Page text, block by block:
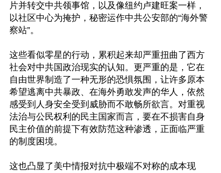
片并转交中共领事馆，以及像纽约卢建旺案一样，
以社区中心为掩护，秘密运作中共公安部的“海外警
察站”。
这些看似零星的行动，累积起来却严重扭曲了西方
社会对中共国政治现实的认知。更严重的是，它在
自由世界制造了一种无形的恐惧氛围，让许多原本
希望逃离中共暴政、在海外勇敢发声的华人，依然
感受到人身安全受到威胁而不敢畅所欲言。对重视
法治与公民权利的民主国家而言，要在不损害自身
民主价值的前提下有效防范这种渗透，正面临严重
的制度困境。
这也凸显了美中情报对抗中极端不对称的成本现